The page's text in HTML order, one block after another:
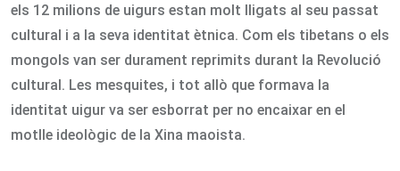
els 12 milions de uigurs estan molt lligats al seu passat
cultural i a la seva identitat ètnica. Com els tibetans o els
mongols van ser durament reprimits durant la Revolució
cultural. Les mesquites, i tot allò que formava la
identitat uigur va ser esborrat per no encaixar en el
motlle ideològic de la Xina maoista.